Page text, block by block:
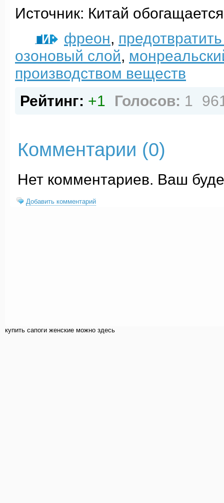
Источник: Китай
ТЕГИ: фреон,
озоновый слой,
производством веществ
Рейтинг: +1 Голосов: 1
Комментарии (0)
Нет комментариев. Ваш
Добавить комментарий
купить cапоги женские можно здесь